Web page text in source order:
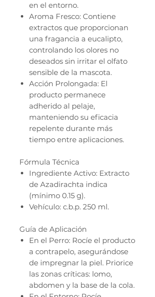
en el entorno.
Aroma Fresco: Contiene
extractos que proporcionan
una fragancia a eucalipto,
controlando los olores no
deseados sin irritar el olfato
sensible de la mascota.
Acción Prolongada: El
producto permanece
adherido al pelaje,
manteniendo su eficacia
repelente durante más
tiempo entre aplicaciones.
Fórmula Técnica
Ingrediente Activo: Extracto
de Azadirachta indica
(mínimo 0.15 g).
Vehículo: c.b.p. 250 ml.
Guía de Aplicación
En el Perro: Rocíe el producto
a contrapelo, asegurándose
de impregnar la piel. Priorice
las zonas críticas: lomo,
abdomen y la base de la cola.